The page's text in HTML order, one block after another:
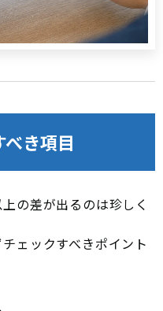
き項目
の差が出るのは珍しく
ェックすべきポイント